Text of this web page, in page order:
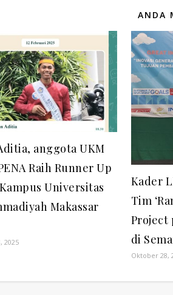
ANDA
anggota UKM
Raih Runner Up
Universitas
Makassar
2025
Kader
Tim
Project
di
Oktober 28,